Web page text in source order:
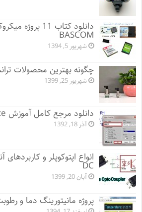
BASCOM
شهریور 5, 1394
چگونه بهترین محصولات
شهریور 25, 1399
دانلود مرجع کامل آموزش OrCAD PSpice
آذر 18, 1392
DC
آبان 20, 1399
پروژه مانيتورينگ دما و